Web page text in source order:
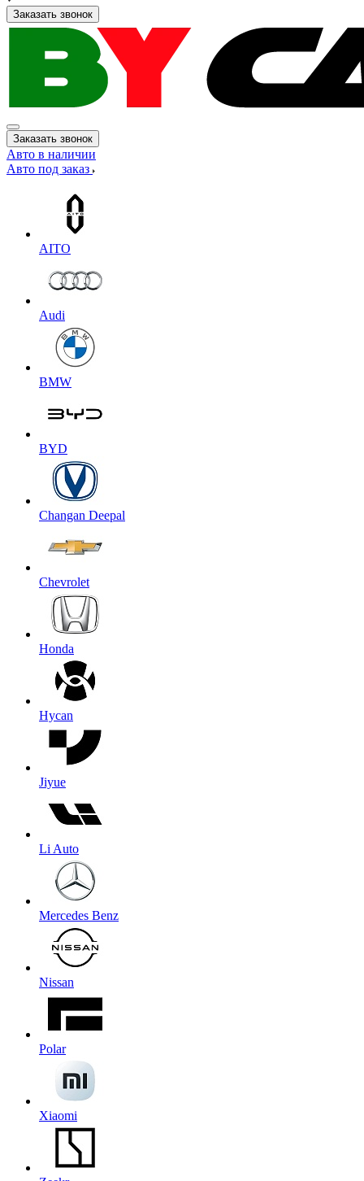
Заказать звонок
Заказать звонок
Авто в наличии
Авто под заказ
AITO
Audi
BMW
BYD
Changan Deepal
Chevrolet
Honda
Hycan
Jiyue
Li Auto
Mercedes Benz
Nissan
Polar
Xiaomi